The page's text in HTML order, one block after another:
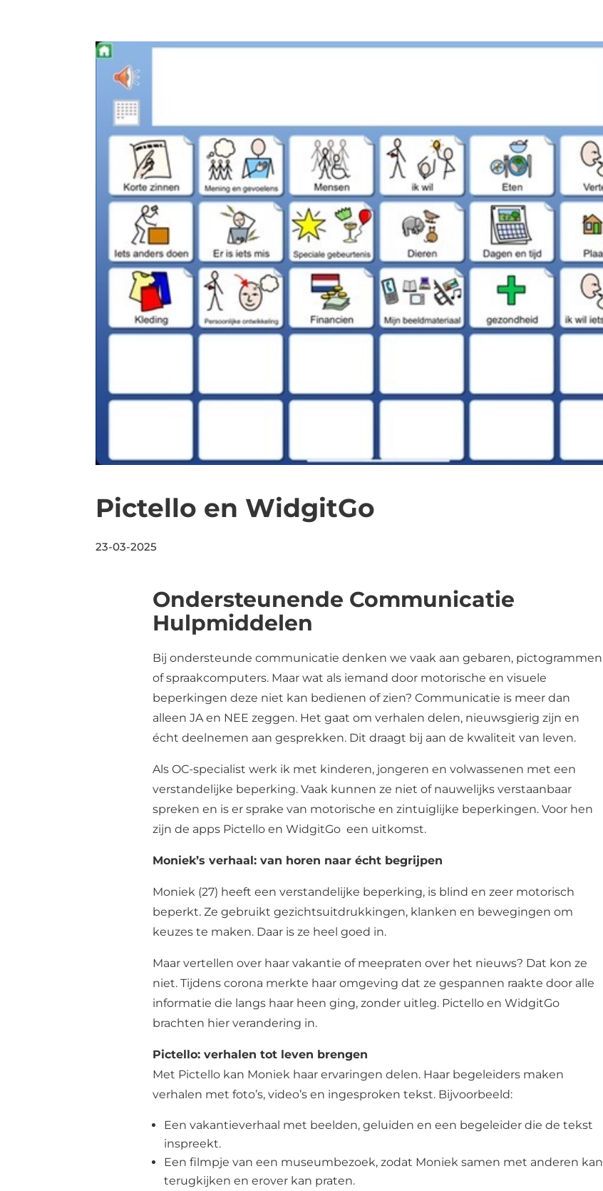
Pictello en WidgitGo
23-03-2025
Ondersteunende Communicatie
Hulpmiddelen
Bij ondersteunde communicatie denken we vaak aan gebaren, pictogrammen
of spraakcomputers. Maar wat als iemand door motorische en visuele
beperkingen deze niet kan bedienen of zien? Communicatie is meer dan
alleen JA en NEE zeggen. Het gaat om verhalen delen, nieuwsgierig zijn en
écht deelnemen aan gesprekken. Dit draagt bij aan de kwaliteit van leven.
Als OC-specialist werk ik met kinderen, jongeren en volwassenen met een
verstandelijke beperking. Vaak kunnen ze niet of nauwelijks verstaanbaar
spreken en is er sprake van motorische en zintuiglijke beperkingen. Voor hen
zijn de apps Pictello en WidgitGo een uitkomst.
Moniek’s verhaal: van horen naar écht begrijpen
Moniek (27) heeft een verstandelijke beperking, is blind en zeer motorisch
beperkt. Ze gebruikt gezichtsuitdrukkingen, klanken en bewegingen om
keuzes te maken. Daar is ze heel goed in.
Maar vertellen over haar vakantie of meepraten over het nieuws? Dat kon ze
niet. Tijdens corona merkte haar omgeving dat ze gespannen raakte door alle
informatie die langs haar heen ging, zonder uitleg. Pictello en WidgitGo
brachten hier verandering in.
Pictello: verhalen tot leven brengen
Met Pictello kan Moniek haar ervaringen delen. Haar begeleiders maken
verhalen met foto’s, video’s en ingesproken tekst. Bijvoorbeeld:
Een vakantieverhaal met beelden, geluiden en een begeleider die de tekst
inspreekt.
Een filmpje van een museumbezoek, zodat Moniek samen met anderen kan
terugkijken en erover kan praten.